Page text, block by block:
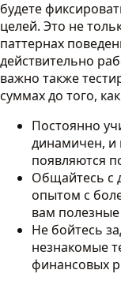
будете
целей. Это не
паттернах
действительно
важно также
суммах до того,
Постоянно
динамичен, и
появляются
Общайтесь с
опытом с
вам
Не бойтесь
незнакомые
финансовых